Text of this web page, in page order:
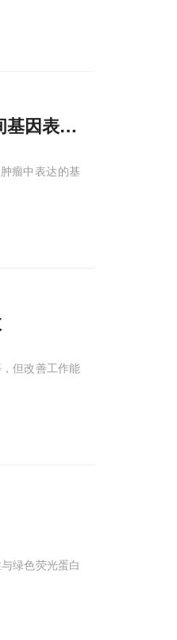
因表达，助推精准
瘤中表达的基
但改善工作能
绿色荧光蛋白